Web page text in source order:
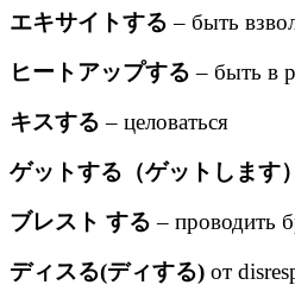
エキサイトする – быть
ヒートアップする – быть в
キスする – целоваться
ゲットする（ゲットします）
ブレスト する – проводить
ディスる(ディする) от